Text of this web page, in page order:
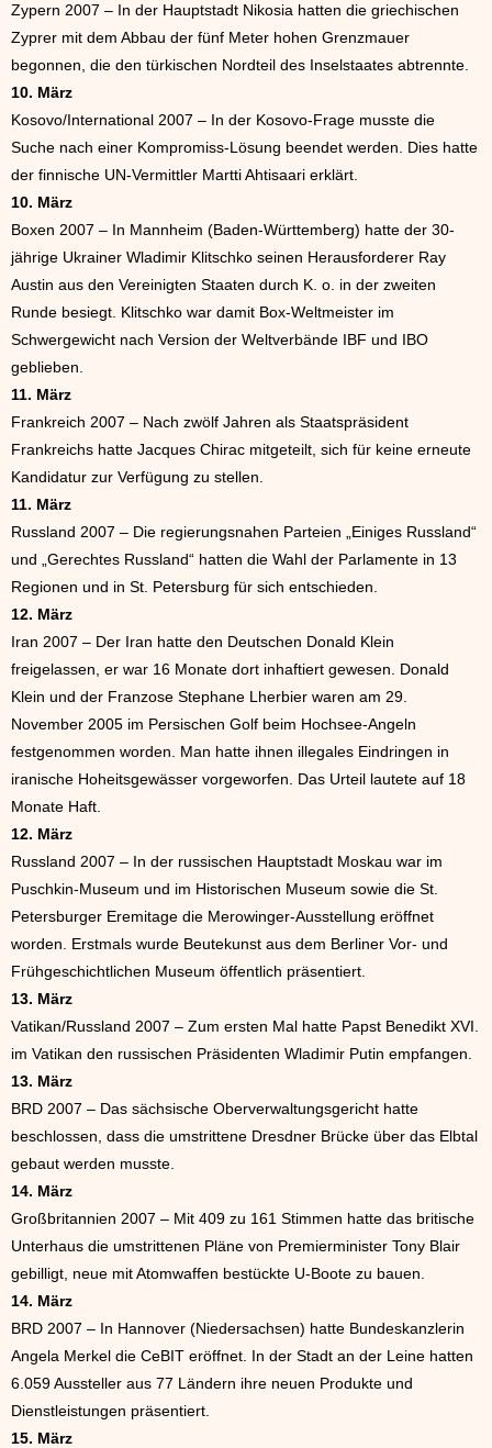
Zypern 2007 – In der Hauptstadt Nikosia hatten die griechischen
Zyprer mit dem Abbau der fünf Meter hohen Grenzmauer
begonnen, die den türkischen Nordteil des Inselstaates abtrennte.
10. März
Kosovo/International 2007 – In der Kosovo-Frage musste die
Suche nach einer Kompromiss-Lösung beendet werden. Dies hatte
der finnische UN-Vermittler Martti Ahtisaari erklärt.
10. März
Boxen 2007 – In Mannheim (Baden-Württemberg) hatte der 30-
jährige Ukrainer Wladimir Klitschko seinen Herausforderer Ray
Austin aus den Vereinigten Staaten durch K. o. in der zweiten
Runde besiegt. Klitschko war damit Box-Weltmeister im
Schwergewicht nach Version der Weltverbände IBF und IBO
geblieben.
11. März
Frankreich 2007 – Nach zwölf Jahren als Staatspräsident
Frankreichs hatte Jacques Chirac mitgeteilt, sich für keine erneute
Kandidatur zur Verfügung zu stellen.
11. März
Russland 2007 – Die regierungsnahen Parteien „Einiges Russland“
und „Gerechtes Russland“ hatten die Wahl der Parlamente in 13
Regionen und in St. Petersburg für sich entschieden.
12. März
Iran 2007 – Der Iran hatte den Deutschen Donald Klein
freigelassen, er war 16 Monate dort inhaftiert gewesen. Donald
Klein und der Franzose Stephane Lherbier waren am 29.
November 2005 im Persischen Golf beim Hochsee-Angeln
festgenommen worden. Man hatte ihnen illegales Eindringen in
iranische Hoheitsgewässer vorgeworfen. Das Urteil lautete auf 18
Monate Haft.
12. März
Russland 2007 – In der russischen Hauptstadt Moskau war im
Puschkin-Museum und im Historischen Museum sowie die St.
Petersburger Eremitage die Merowinger-Ausstellung eröffnet
worden. Erstmals wurde Beutekunst aus dem Berliner Vor- und
Frühgeschichtlichen Museum öffentlich präsentiert.
13. März
Vatikan/Russland 2007 – Zum ersten Mal hatte Papst Benedikt XVI.
im Vatikan den russischen Präsidenten Wladimir Putin empfangen.
13. März
BRD 2007 – Das sächsische Oberverwaltungsgericht hatte
beschlossen, dass die umstrittene Dresdner Brücke über das Elbtal
gebaut werden musste.
14. März
Großbritannien 2007 – Mit 409 zu 161 Stimmen hatte das britische
Unterhaus die umstrittenen Pläne von Premierminister Tony Blair
gebilligt, neue mit Atomwaffen bestückte U-Boote zu bauen.
14. März
BRD 2007 – In Hannover (Niedersachsen) hatte Bundeskanzlerin
Angela Merkel die CeBIT eröffnet. In der Stadt an der Leine hatten
6.059 Aussteller aus 77 Ländern ihre neuen Produkte und
Dienstleistungen präsentiert.
15. März